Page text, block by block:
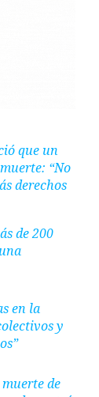
que un
“No
derechos
de 200
en la
y
de